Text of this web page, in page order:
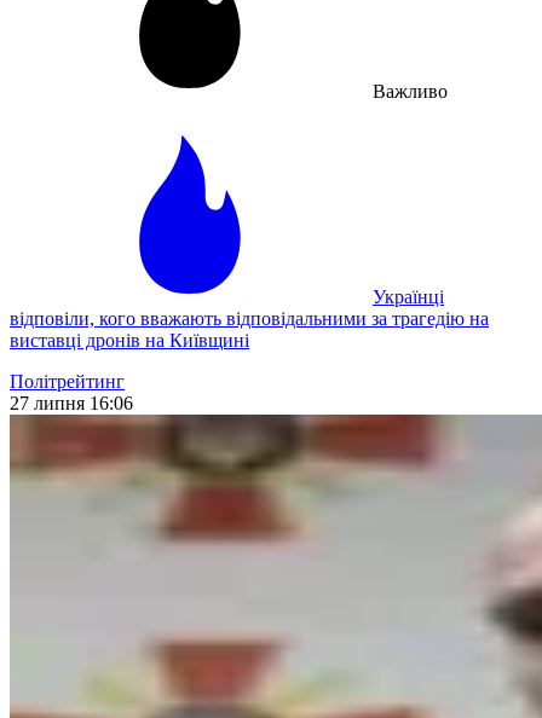
Важливо
Українці
відповіли, кого вважають відповідальними за трагедію на
виставці дронів на Київщині
Політрейтинг
27 липня 16:06